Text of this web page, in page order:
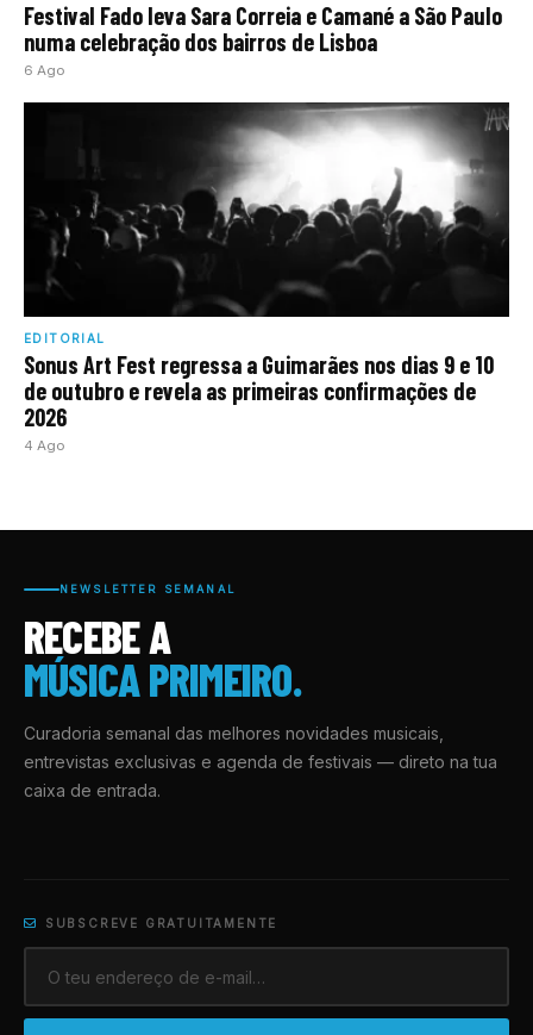
Festival Fado leva Sara Correia e Camané a São Paulo
numa celebração dos bairros de Lisboa
6 Ago
EDITORIAL
Sonus Art Fest regressa a Guimarães nos dias 9 e 10
de outubro e revela as primeiras confirmações de
2026
4 Ago
NEWSLETTER SEMANAL
RECEBE A
MÚSICA PRIMEIRO.
Curadoria semanal das melhores novidades musicais,
entrevistas exclusivas e agenda de festivais — direto na tua
caixa de entrada.
SUBSCREVE GRATUITAMENTE